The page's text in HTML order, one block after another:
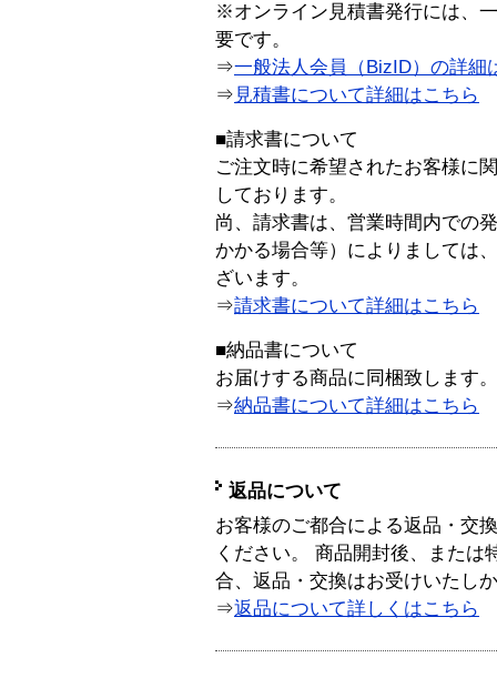
※オンライン見積書発行には、
要です。
⇒一般法人会員（BizID）の詳細
⇒ 見積書について詳細はこちら
■請求書について
ご注文時に希望されたお客様に
しております。
尚、請求書は、営業時間内での
かかる場合等）によりましては
ざいます。
⇒請求書について詳細はこちら
■納品書について
お届けする商品に同梱致します。
⇒納品書について詳細はこちら
返品について
お客様のご都合による返品・交
ください。 商品開封後、または
合、返品・交換はお受けいたし
⇒返品について詳しくはこちら